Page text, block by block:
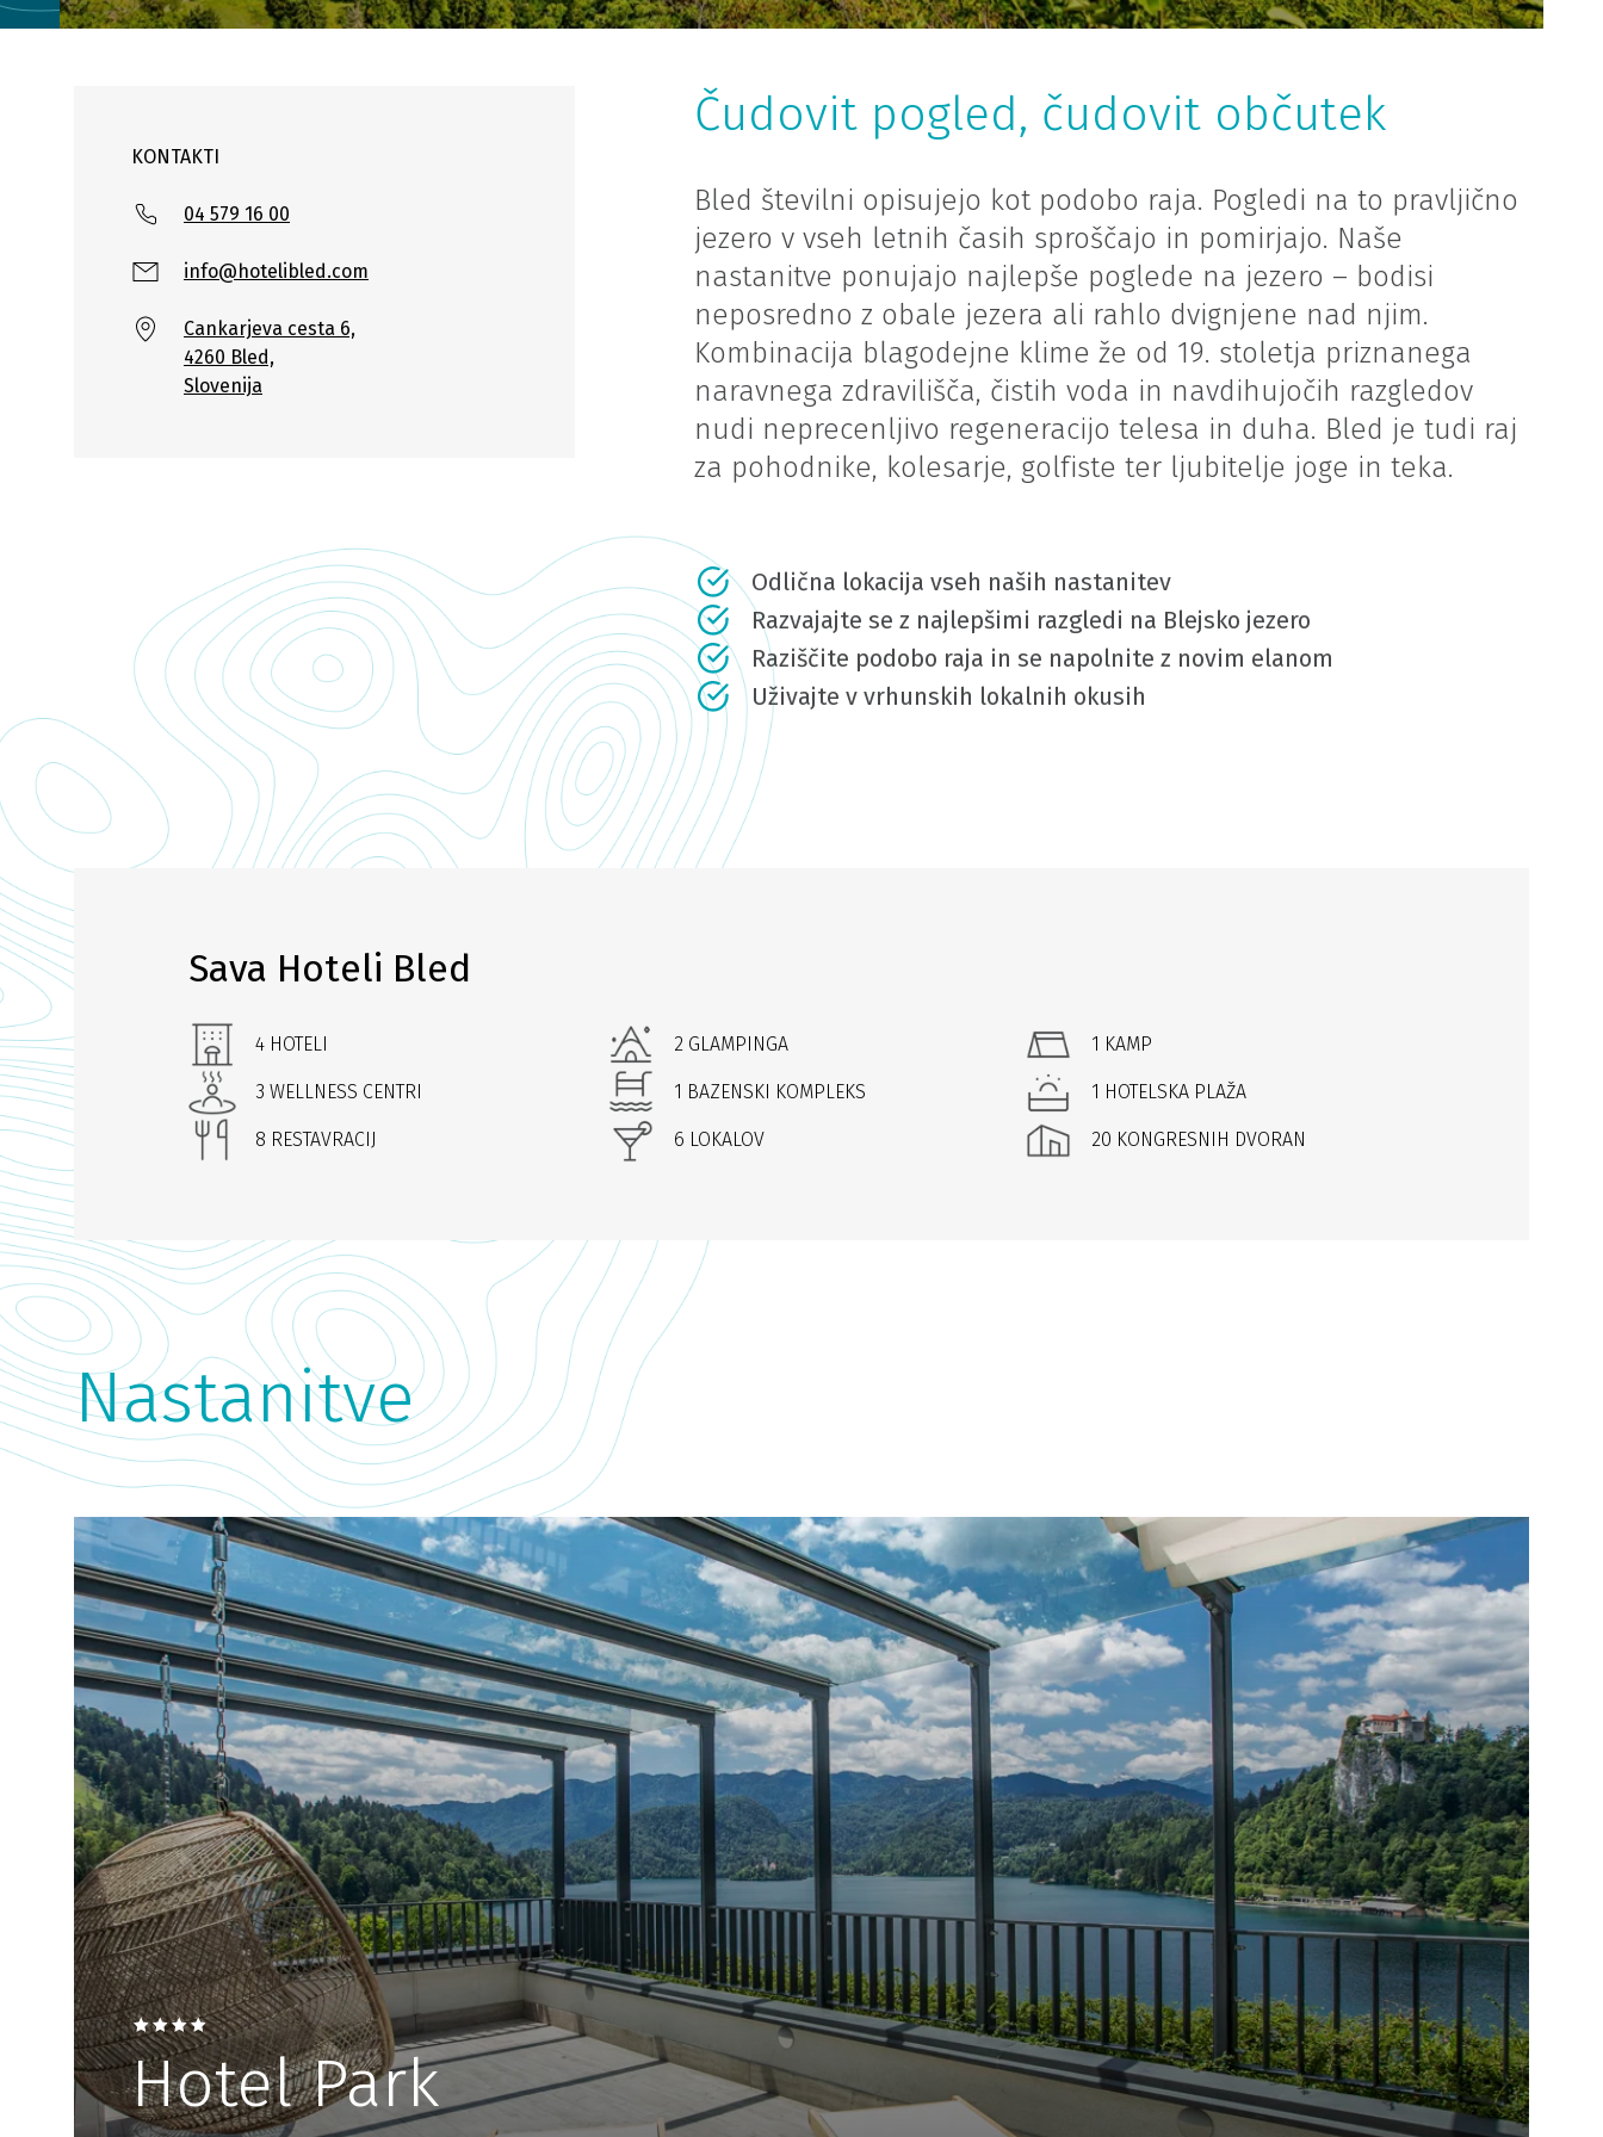
Čudovit pogled, čudovit občutek
Bled številni opisujejo kot podobo raja. Pogledi na to pravljično
jezero v vseh letnih časih sproščajo in pomirjajo. Naše
nastanitve ponujajo najlepše poglede na jezero – bodisi
neposredno z obale jezera ali rahlo dvignjene nad njim.
Kombinacija blagodejne klime že od 19. stoletja priznanega
naravnega zdravilišča, čistih voda in navdihujočih razgledov
nudi neprecenljivo regeneracijo telesa in duha. Bled je tudi raj
za pohodnike, kolesarje, golfiste ter ljubitelje joge in teka.
Odlična lokacija vseh naših nastanitev
Razvajajte se z najlepšimi razgledi na Blejsko jezero
Raziščite podobo raja in se napolnite z novim elanom
Uživajte v vrhunskih lokalnih okusih
KONTAKTI
04 579 16 00
info@hotelibled.com
Cankarjeva cesta 6,
4260 Bled,
Slovenija
Sava Hoteli Bled
4 HOTELI 2 GLAMPINGA 1 KAMP
3 WELLNESS CENTRI 1 BAZENSKI KOMPLEKS 1 HOTELSKA PLAŽA
8 RESTAVRACIJ 6 LOKALOV 20 KONGRESNIH DVORAN
Nastanitve
Hotel Park